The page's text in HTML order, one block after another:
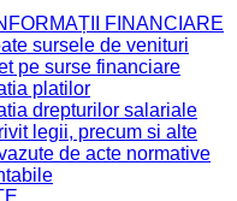
FINANCIARE
sursele de venituri
pe surse financiare
platilor
drepturilor salariale
legii, precum si alte
de acte normative